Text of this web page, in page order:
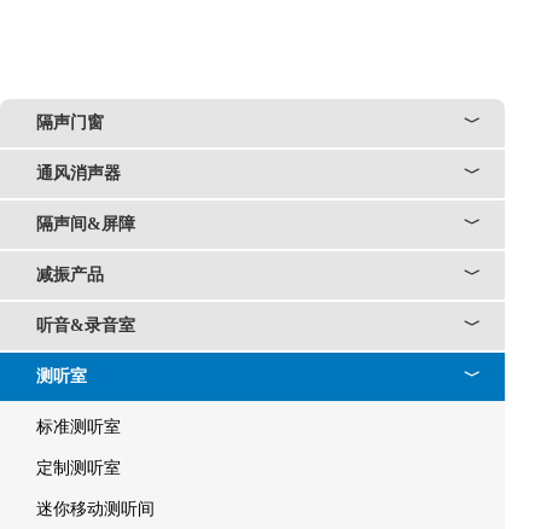
﹀
隔声门窗
﹀
通风消声器
﹀
隔声间&屏障
﹀
减振产品
﹀
听音&录音室
﹀
测听室
标准测听室
定制测听室
迷你移动测听间